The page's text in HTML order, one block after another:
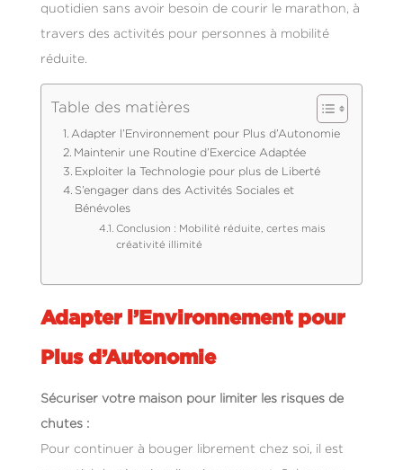
quotidien sans avoir besoin de courir le marathon, à
travers des activités pour personnes à mobilité
réduite.
Table des matières
Adapter l’Environnement pour Plus d’Autonomie
Maintenir une Routine d’Exercice Adaptée
Exploiter la Technologie pour plus de Liberté
S’engager dans des Activités Sociales et
Bénévoles
Conclusion : Mobilité réduite, certes mais
créativité illimité
Adapter l’Environnement pour
Plus d’Autonomie
Sécuriser votre maison pour limiter les risques de
chutes :
Pour continuer à bouger librement chez soi, il est